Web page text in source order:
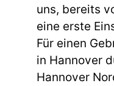
uns, bereits
eine erste
Für einen
in Hannover
Hannover